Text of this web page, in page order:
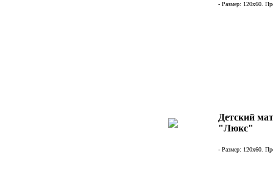
- Размер: 120х60.
Детский
"Люкс"
- Размер: 120х60.